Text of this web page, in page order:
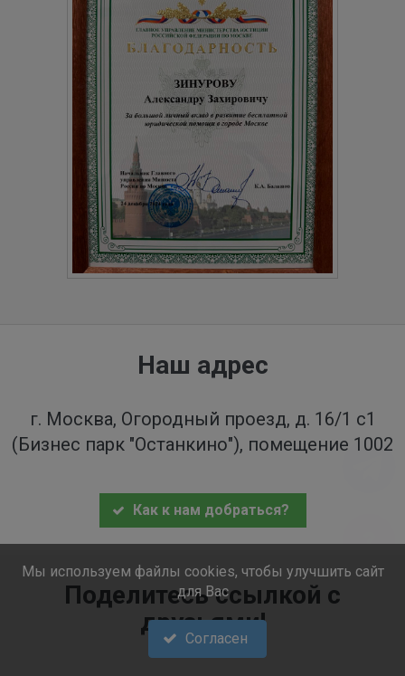
Наш адрес
г. Москва, Огородный проезд, д. 16/1 с1
(Бизнес парк "Останкино"), помещение 1002
Как к нам добраться?
Поделитесь ссылкой с
друзьями!
Мы используем файлы cookies, чтобы улучшить сайт
для Вас
Согласен